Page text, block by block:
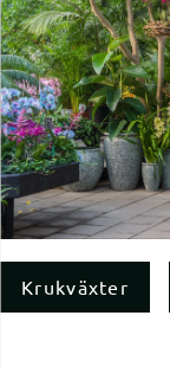
Krukväxter